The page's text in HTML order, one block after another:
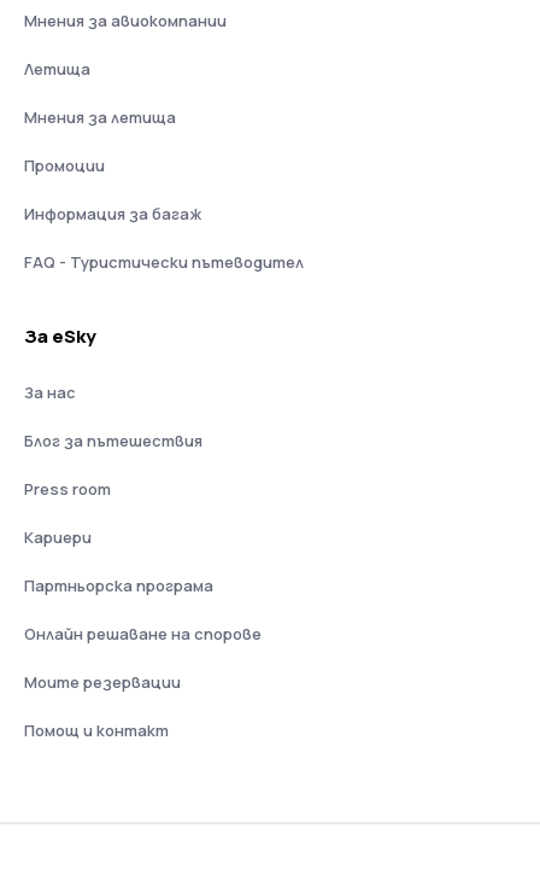
Мнения за авиокомпании
Летища
Мнения за летища
Промоции
Информация за багаж
FAQ - Туристически пътеводител
За eSky
За нас
Блог за пътешествия
Press room
Кариери
Партньорска програма
Онлайн решаване на спорове
Моите резервации
Помощ и контакт